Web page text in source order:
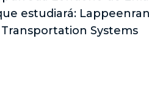
estudiará:
Systems